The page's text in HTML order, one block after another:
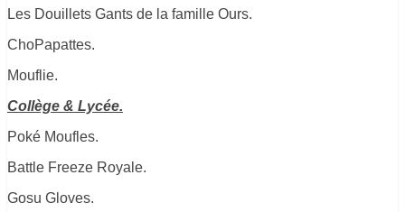
Les Douillets Gants de la famille Ours.
ChoPapattes.
Mouflie.
Collège & Lycée.
Poké Moufles.
Battle Freeze Royale.
Gosu Gloves.